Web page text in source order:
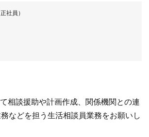
社員）
相談援助や計画作成、関係機関との連
などを担う生活相談員業務をお願いし